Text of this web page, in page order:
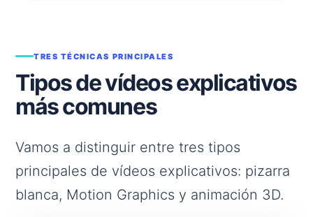
TRES TÉCNICAS PRINCIPALES
Tipos de vídeos explicativos
más comunes
Vamos a distinguir entre tres tipos
principales de vídeos explicativos: pizarra
blanca, Motion Graphics y animación 3D.